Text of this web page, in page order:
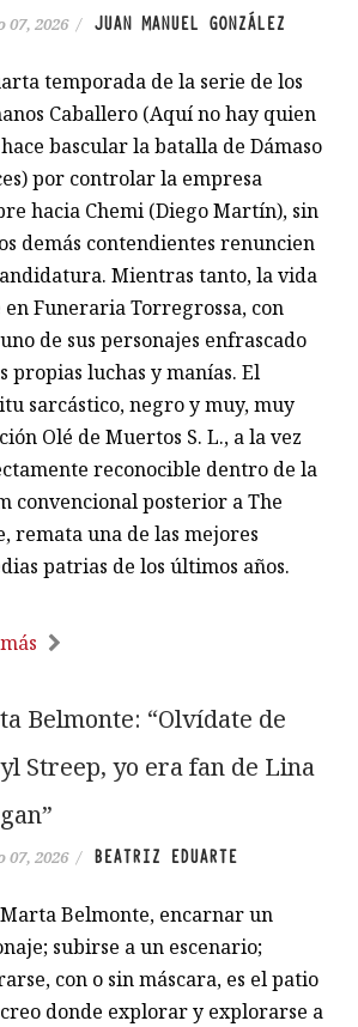
07, 2026 / JUAN MANUEL GONZÁLEZ
temporada de la serie de los
Caballero (Aquí no hay quien
bascular la batalla de Dámaso
por controlar la empresa
hacia Chemi (Diego Martín), sin
demás contendientes renuncien
Mientras tanto, la vida
en Funeraria Torregrossa, con
de sus personajes enfrascado
propias luchas y manías. El
sarcástico, negro y muy, muy
Olé de Muertos S. L., a la vez
reconocible dentro de la
convencional posterior a The
remata una de las mejores
patrias de los últimos años.
Belmonte: “Olvídate de
Streep, yo era fan de Lina
07, 2026 / BEATRIZ EDUARTE
Belmonte, encarnar un
subirse a un escenario;
con o sin máscara, es el patio
donde explorar y explorarse a